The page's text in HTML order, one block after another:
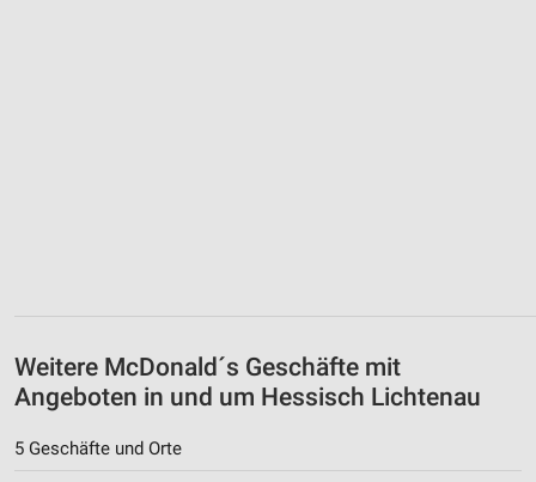
Weitere McDonald´s Geschäfte mit
Angeboten in und um Hessisch Lichtenau
5 Geschäfte und Orte